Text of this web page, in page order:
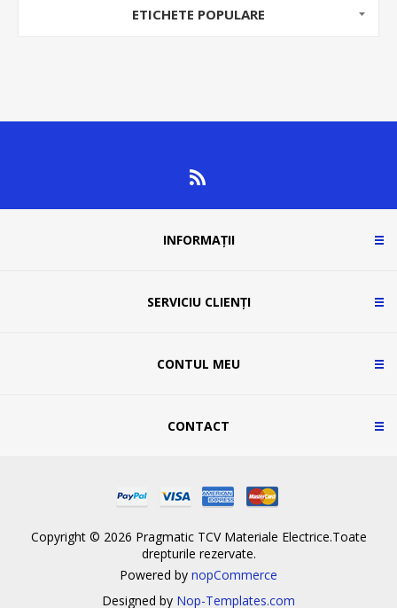
ETICHETE POPULARE
INFORMAȚII
SERVICIU CLIENȚI
CONTUL MEU
CONTACT
Copyright © 2026 Pragmatic TCV Materiale Electrice.Toate
drepturile rezervate.
Powered by nopCommerce
Designed by Nop-Templates.com